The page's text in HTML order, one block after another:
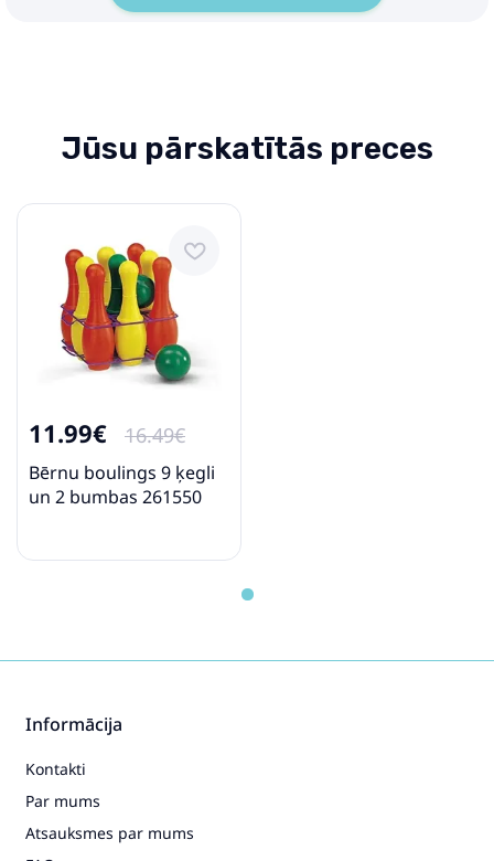
Jūsu pārskatītās preces
11.99€ 16.49€
Bērnu boulings 9 ķegli
un 2 bumbas 261550
Informācija
Kontakti
Par mums
Atsauksmes par mums